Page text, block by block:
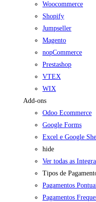
Woocommerce
Shopify
Jumpseller
Magento
nopCommerce
Prestashop
VTEX
WIX
Add-ons
Odoo Ecommerce
Google Forms
Excel e Google
hide
Ver todas as
Tipos de
Pagamentos
Pagamentos